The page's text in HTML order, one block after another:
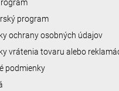
program
ochrany osobných údajov
vrátenia tovaru alebo
podmienky